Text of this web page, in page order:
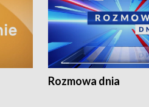
Rozmowa dnia